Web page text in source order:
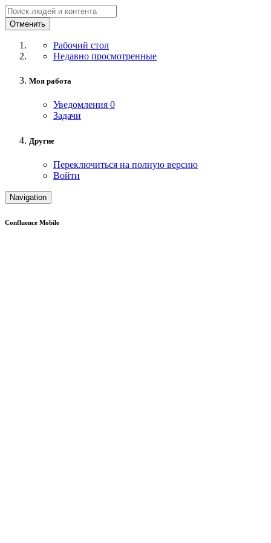
Отменить
Рабочий стол
Недавно просмотренные
Моя работа
Уведомления 0
Задачи
Другие
Переключиться на полную версию
Войти
Navigation
Confluence Mobile